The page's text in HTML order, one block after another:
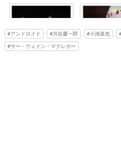
アンドロイド 渋谷慶一郎 小池直也
サー・ウェイン・マクレガー